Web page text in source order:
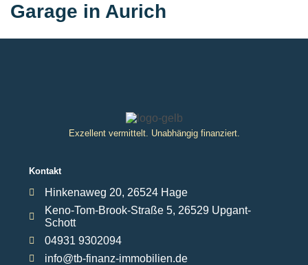
Garage in Aurich
Exzellent vermittelt. Unabhängig finanziert.
Kontakt
Hinkenaweg 20, 26524 Hage
Keno-Tom-Brook-Straße 5, 26529 Upgant-
Schott
04931 9302094
info@tb-finanz-immobilien.de